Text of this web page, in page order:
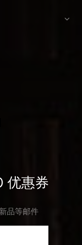
优惠券
品等邮件